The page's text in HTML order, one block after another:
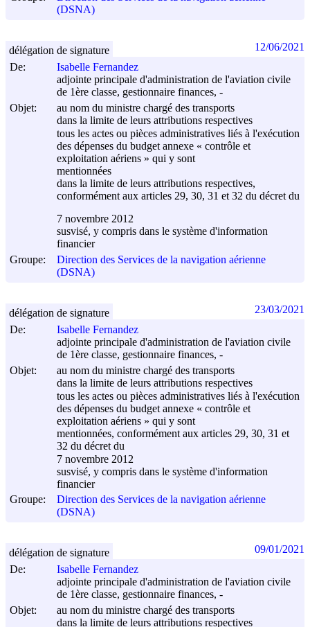
(DSNA)
De:
Isabelle Fernandez
adjointe principale d'administration de l'aviation civile
de 1ère classe, gestionnaire finances, -
Objet:
au nom du ministre chargé des transports
dans la limite de leurs attributions respectives
tous les actes ou pièces administratives liés à l'exécution
des dépenses du budget annexe « contrôle et
exploitation aériens » qui y sont
mentionnées
dans la limite de leurs attributions respectives,
conformément aux articles 29, 30, 31 et 32 du décret du
7 novembre 2012
susvisé, y compris dans le système d'information
financier
Groupe:
Direction des Services de la navigation aérienne
(DSNA)
délégation de signature 12/06/2021
De:
Isabelle Fernandez
adjointe principale d'administration de l'aviation civile
de 1ère classe, gestionnaire finances, -
Objet:
au nom du ministre chargé des transports
dans la limite de leurs attributions respectives
tous les actes ou pièces administratives liés à l'exécution
des dépenses du budget annexe « contrôle et
exploitation aériens » qui y sont
mentionnées, conformément aux articles 29, 30, 31 et
32 du décret du
7 novembre 2012
susvisé, y compris dans le système d'information
financier
Groupe:
Direction des Services de la navigation aérienne
(DSNA)
délégation de signature 23/03/2021
De:
Isabelle Fernandez
adjointe principale d'administration de l'aviation civile
de 1ère classe, gestionnaire finances, -
Objet:
au nom du ministre chargé des transports
dans la limite de leurs attributions respectives
délégation de signature 09/01/2021